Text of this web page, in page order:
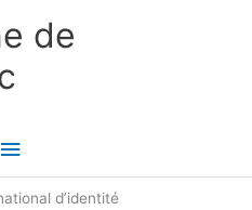
de
Menu
d’identité